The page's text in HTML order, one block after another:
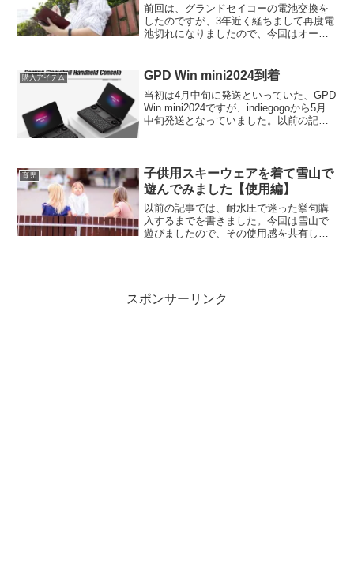
前回は、グランドセイコーの電池交換を
したのですが、3年近く経ちまして再度電
池切れになりましたので、今回はオーバ
オンライン修理受付で、型番と依頼内容
を入れると、集荷のため...
購入アイテム GPD Win mini2024到着
当初は4月中旬に発送といっていた、GPD
Win mini2024ですが、indiegogoから5月
中旬発送となっていました。以前の記事
育児
子供用スキーウェアを着て雪山で
遊んでみました【使用編】
以前の記事では、耐水圧で迷った挙句購
入するまでを書きました。今回は雪山で
遊びましたので、その使用感を共有した
スポンサーリンク